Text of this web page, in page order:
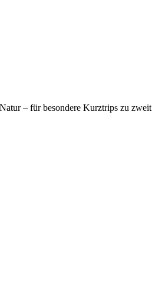
– für besondere Kurztrips zu